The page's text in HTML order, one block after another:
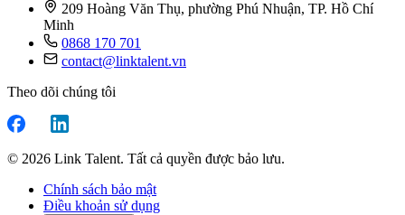
209 Hoàng Văn Thụ, phường Phú Nhuận, TP. Hồ Chí
Minh
0868 170 701
contact@linktalent.vn
Theo dõi chúng tôi
© 2026 Link Talent. Tất cả quyền được bảo lưu.
Chính sách bảo mật
Điều khoản sử dụng